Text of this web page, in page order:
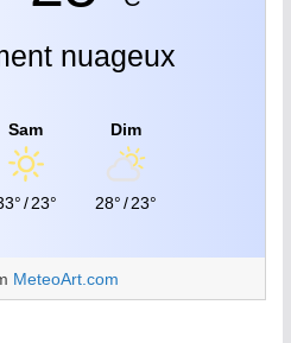
nuageux
Sam
/23°
Dim
28°/23°
MeteoArt.com